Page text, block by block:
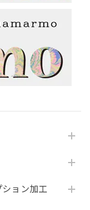
ション加工